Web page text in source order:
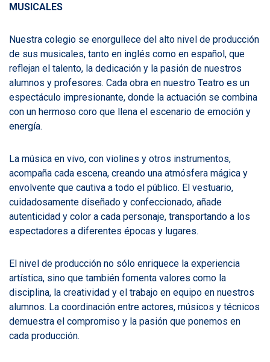
MUSICALES
Nuestra colegio se enorgullece del alto nivel de producción
de sus musicales, tanto en inglés como en español, que
reflejan el talento, la dedicación y la pasión de nuestros
alumnos y profesores. Cada obra en nuestro Teatro es un
espectáculo impresionante, donde la actuación se combina
con un hermoso coro que llena el escenario de emoción y
energía.
La música en vivo, con violines y otros instrumentos,
acompaña cada escena, creando una atmósfera mágica y
envolvente que cautiva a todo el público. El vestuario,
cuidadosamente diseñado y confeccionado, añade
autenticidad y color a cada personaje, transportando a los
espectadores a diferentes épocas y lugares.
El nivel de producción no sólo enriquece la experiencia
artística, sino que también fomenta valores como la
disciplina, la creatividad y el trabajo en equipo en nuestros
alumnos. La coordinación entre actores, músicos y técnicos
demuestra el compromiso y la pasión que ponemos en
cada producción.